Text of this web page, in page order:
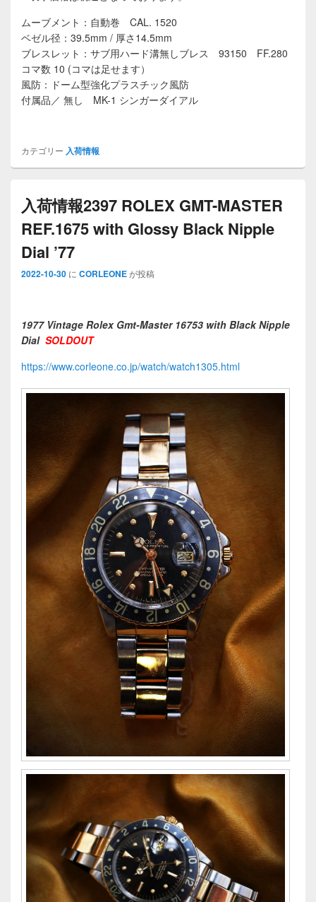
ムーブメント：自動巻 CAL. 1520
ベゼル径：39.5mm / 厚さ14.5mm
ブレスレット：サブ用ハード溝無しブレス 93150 FF.280
コマ数 10 (コマは足せます）
風防：ドーム型強化プラスチック風防
付属品／ 無し MK-1 シンガーダイアル
カテゴリー 入荷情報
入荷情報2397 ROLEX GMT-MASTER
REF.1675 with Glossy Black Nipple
Dial ’77
2022-10-30 に CORLEONEが投稿
1977 Vintage Rolex Gmt-Master 16753 with Black Nipple
Dial SOLDOUT
https://www.corleone.co.jp/watch/watch1305.html